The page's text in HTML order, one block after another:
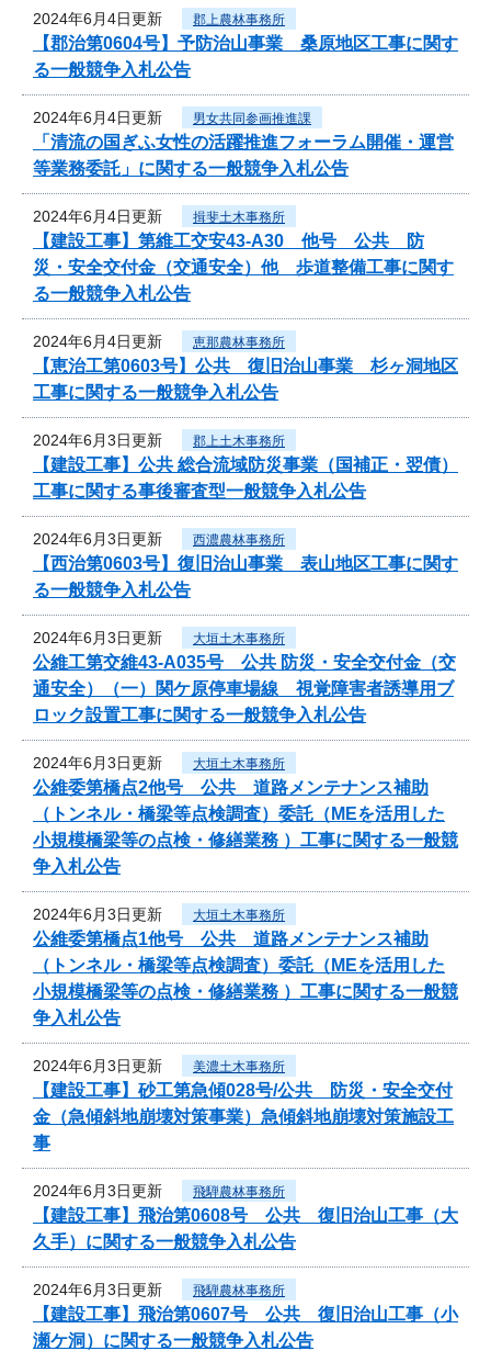
2024年6月4日更新 郡上農林事務所
【郡治第0604号】予防治山事業 桑原地区工事に関す
る一般競争入札公告
2024年6月4日更新 男女共同参画推進課
「清流の国ぎふ女性の活躍推進フォーラム開催・運営
等業務委託」に関する一般競争入札公告
2024年6月4日更新 揖斐土木事務所
【建設工事】第維工交安43-A30 他号 公共 防
災・安全交付金（交通安全）他 歩道整備工事に関す
る一般競争入札公告
2024年6月4日更新 恵那農林事務所
【恵治工第0603号】公共 復旧治山事業 杉ヶ洞地区
工事に関する一般競争入札公告
2024年6月3日更新 郡上土木事務所
【建設工事】公共 総合流域防災事業（国補正・翌債）
工事に関する事後審査型一般競争入札公告
2024年6月3日更新 西濃農林事務所
【西治第0603号】復旧治山事業 表山地区工事に関す
る一般競争入札公告
2024年6月3日更新 大垣土木事務所
公維工第交維43-A035号 公共 防災・安全交付金（交
通安全）（一）関ケ原停車場線 視覚障害者誘導用ブ
ロック設置工事に関する一般競争入札公告
2024年6月3日更新 大垣土木事務所
公維委第橋点2他号 公共 道路メンテナンス補助
（トンネル・橋梁等点検調査）委託（MEを活用した
小規模橋梁等の点検・修繕業務 ）工事に関する一般競
争入札公告
2024年6月3日更新 大垣土木事務所
公維委第橋点1他号 公共 道路メンテナンス補助
（トンネル・橋梁等点検調査）委託（MEを活用した
小規模橋梁等の点検・修繕業務 ）工事に関する一般競
争入札公告
2024年6月3日更新 美濃土木事務所
【建設工事】砂工第急傾028号/公共 防災・安全交付
金（急傾斜地崩壊対策事業）急傾斜地崩壊対策施設工
事
2024年6月3日更新 飛騨農林事務所
【建設工事】飛治第0608号 公共 復旧治山工事（大
久手）に関する一般競争入札公告
2024年6月3日更新 飛騨農林事務所
【建設工事】飛治第0607号 公共 復旧治山工事（小
瀬ケ洞）に関する一般競争入札公告